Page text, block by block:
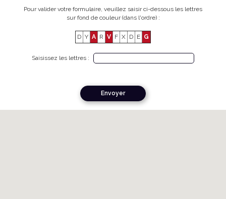
Pour valider votre formulaire, veuillez saisir ci-dessous les lettres
sur fond de couleur (dans l'ordre) :
D Y A R V F X D E G
Saisissez les lettres :